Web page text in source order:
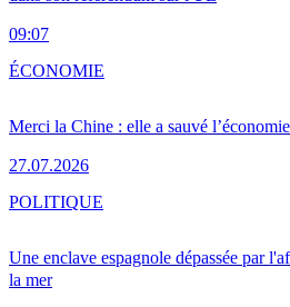
09:07
Merci la Chine : elle a sauvé
27.07.2026
ÉCONOMIE
Une enclave espagnole dépassée par
la mer
POLITIQUE